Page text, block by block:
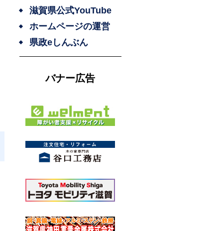
滋賀県公式YouTube
ホームページの運営
県政eしんぶん
バナー広告